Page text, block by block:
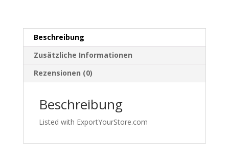
|
255
Menge
Beschreibung
Zusätzliche Informationen
Rezensionen (0)
Beschreibung
Listed with ExportYourStore.com